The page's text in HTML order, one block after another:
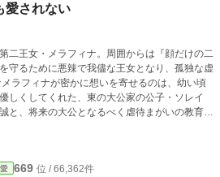
愛されない
二王女・メラフィナ。周囲からは『顔だけの二
守るために悪辣で我儘な王女となり、孤独な虚
しくしてくれた、東の大公家の公子・ソレイ
と、将来の大公となるべく虐待まがいの教育を
生きるソレイン
となり、今や若き騎士団長として無表情のまま
るのに、ソレインのことを憎むことも嫌うこ
669 位 / 66,362件